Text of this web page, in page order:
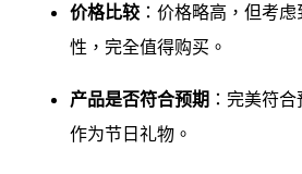
价格比较 ：价格略高，但考
性，完全值得购买。
产品是否符合预期 ：完美符
作为节日礼物。